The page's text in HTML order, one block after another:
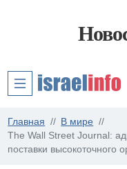
Главная
В мире
The Wall Street Journal:
поставки высокоточного